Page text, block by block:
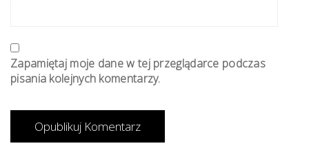
Zapamiętaj moje dane w tej przeglądarce podczas
pisania kolejnych komentarzy.